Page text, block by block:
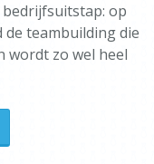
op
de teambuilding die
wordt zo wel heel